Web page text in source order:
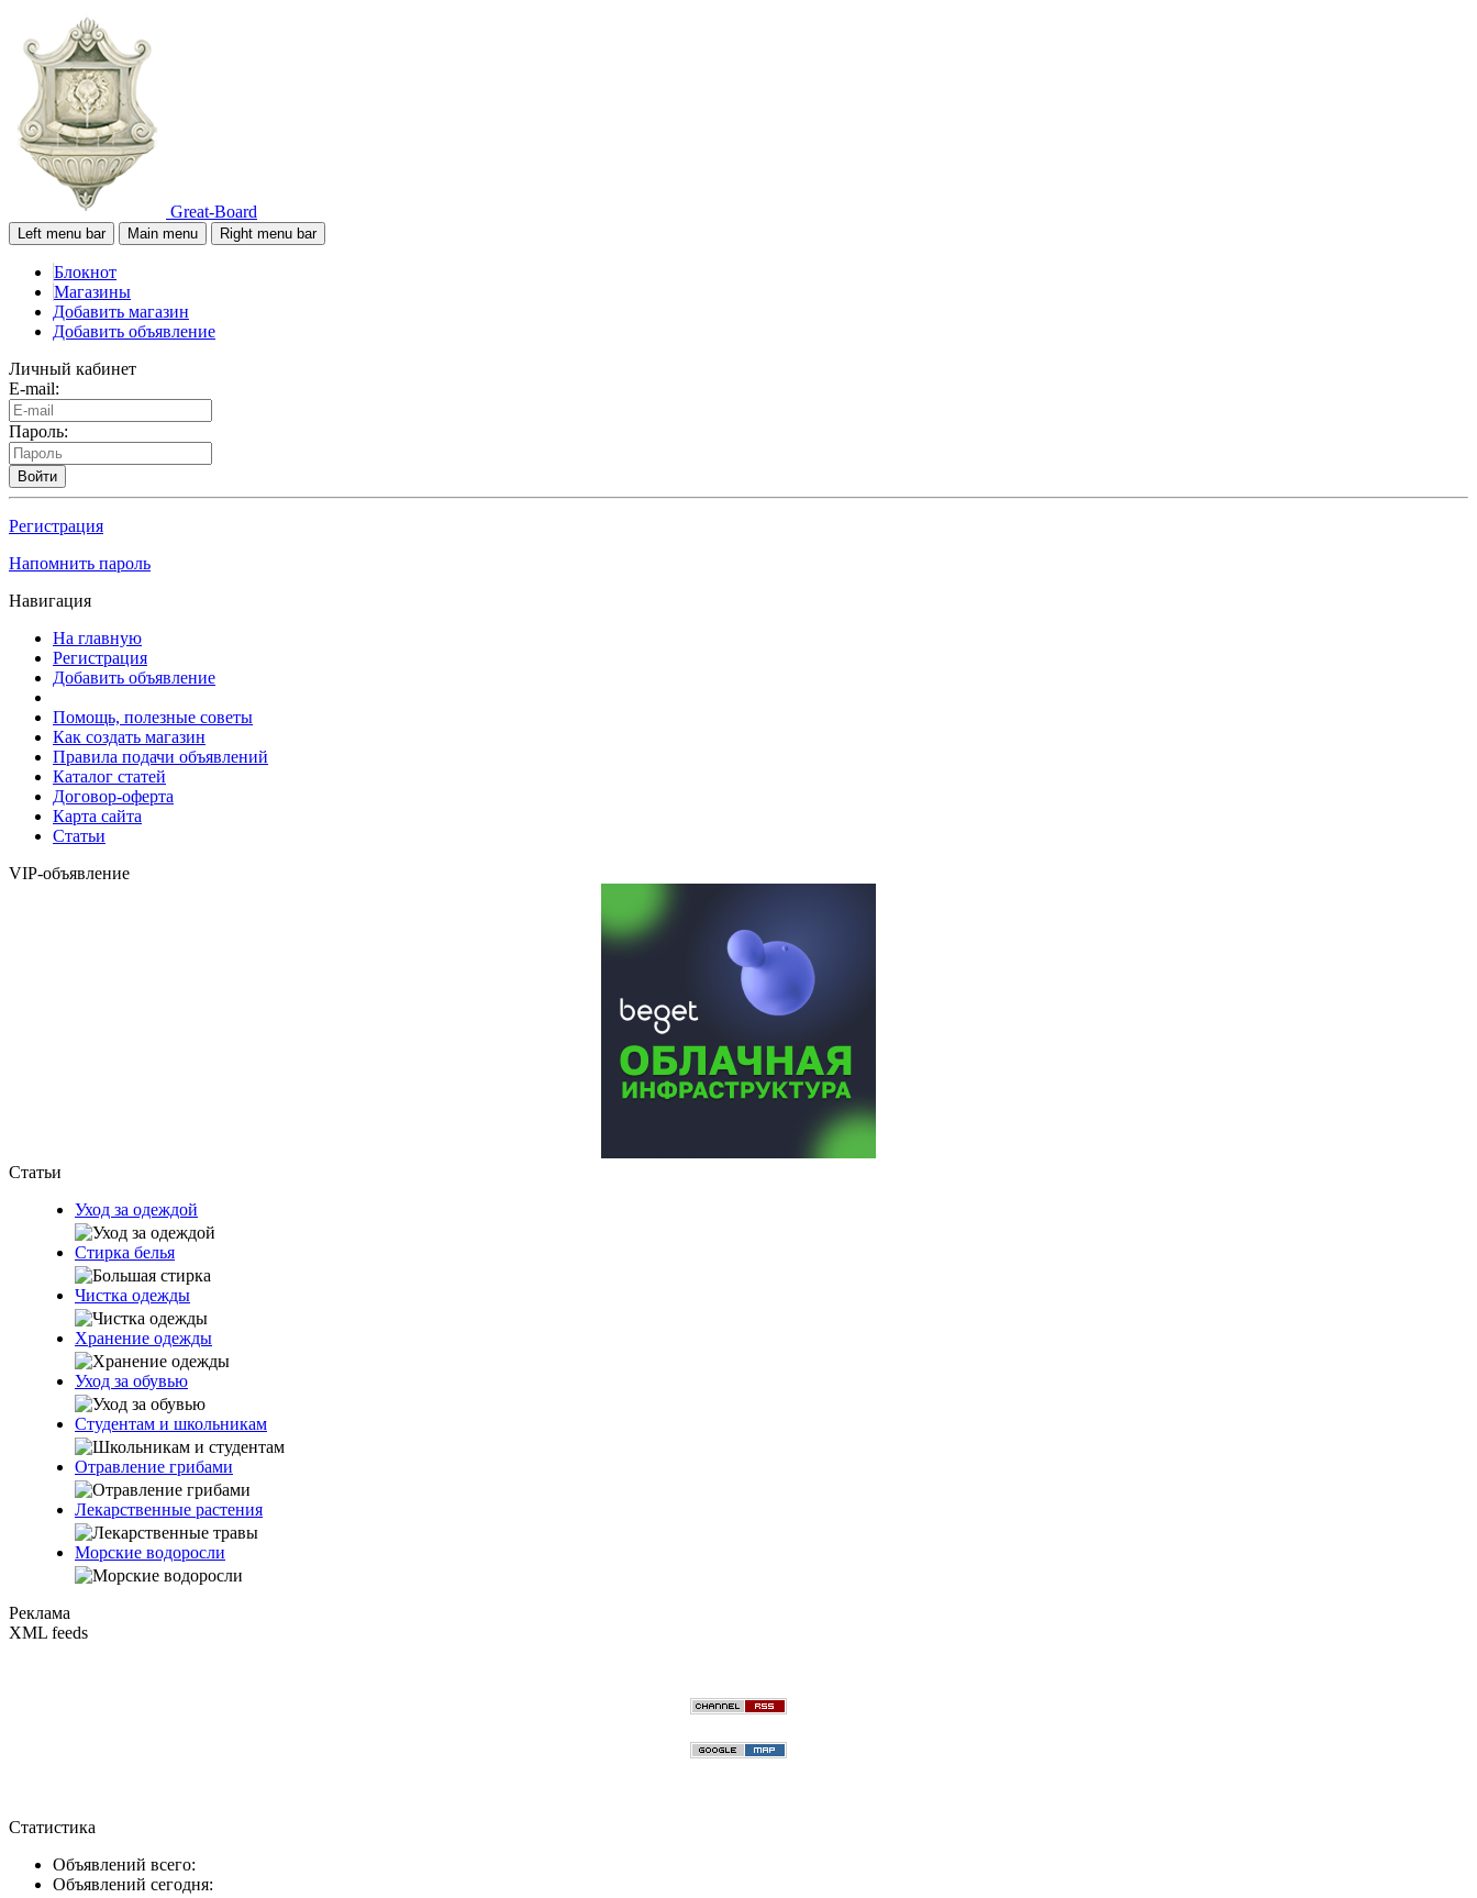
Great-Board
Left menu bar Main menu Right menu bar
Блокнот
Магазины
Добавить магазин
Добавить объявление
Личный кабинет
E-mail:
Пароль:
Войти
Регистрация
Напомнить пароль
Навигация
На главную
Регистрация
Добавить объявление
Помощь, полезные советы
Как создать магазин
Правила подачи объявлений
Каталог статей
Договор-оферта
Карта сайта
Статьи
VIP-объявление
Статьи
Уход за одеждой
Стирка белья
Чистка одежды
Хранение одежды
Уход за обувью
Студентам и школьникам
Отравление грибами
Лекарственные растения
Морские водоросли
Реклама
XML feeds
Статистика
Объявлений всего:
Объявлений сегодня: